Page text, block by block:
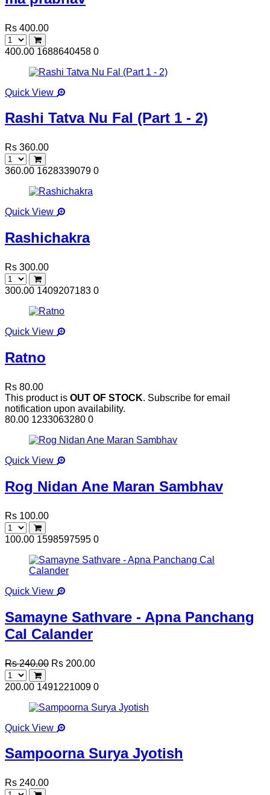
Rs 400.00
400.00 1688640458 0
Quick View
Rashi Tatva Nu Fal (Part 1 - 2)
Rs 360.00
360.00 1628339079 0
Quick View
Rashichakra
Rs 300.00
300.00 1409207183 0
Quick View
Ratno
Rs 80.00
This product is OUT OF STOCK. Subscribe for email
notification upon availability.
80.00 1233063280 0
Quick View
Rog Nidan Ane Maran Sambhav
Rs 100.00
100.00 1598597595 0
Quick View
Samayne Sathvare - Apna Panchang
Cal Calander
Rs 240.00 Rs 200.00
200.00 1491221009 0
Quick View
Sampoorna Surya Jyotish
Rs 240.00